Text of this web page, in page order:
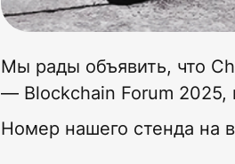
Мы рады объявить, что
— Blockchain Forum 2025,
Номер нашего стенда на